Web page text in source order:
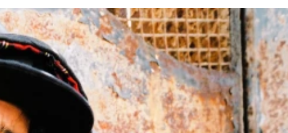
Ketulusan Anak Punk yang